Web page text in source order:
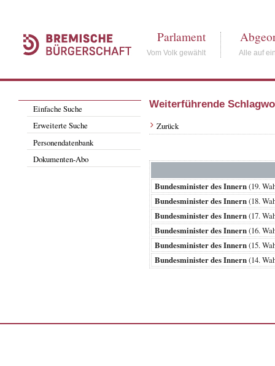
Parlament
Vom Volk gewählt Alle auf
Einfache Suche
Erweiterte Suche
Personendatenbank
Dokumenten-Abo
Weiterführende
Zurück
Bundesminister des Innern(19.
Bundesminister des Innern(18.
Bundesminister des Innern(17.
Bundesminister des Innern(16.
Bundesminister des Innern(15.
Bundesminister des Innern(14.